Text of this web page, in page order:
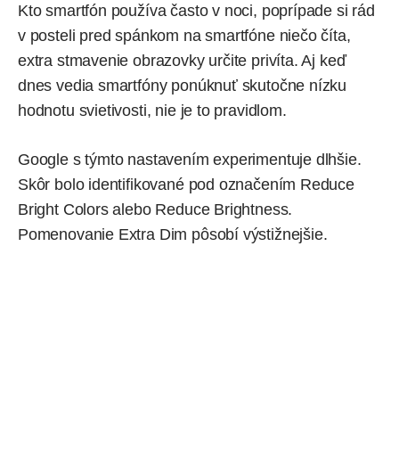
Kto smartfón používa často v noci, poprípade si rád
v posteli pred spánkom na smartfóne niečo číta,
extra stmavenie obrazovky určite privíta. Aj keď
dnes vedia smartfóny ponúknuť skutočne nízku
hodnotu svietivosti, nie je to pravidlom.
Google s týmto nastavením experimentuje dlhšie.
Skôr bolo identifikované pod označením Reduce
Bright Colors alebo Reduce Brightness.
Pomenovanie Extra Dim pôsobí výstižnejšie.